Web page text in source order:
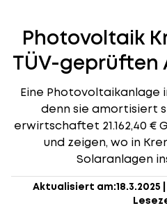
Photovoltaik
TÜV-geprüften
Eine Photovoltaikanlage
denn sie amortisiert
erwirtschaftet 21.162,40 €
und zeigen, wo in
Solaranlagen
Aktualisiert am:18.3.2025